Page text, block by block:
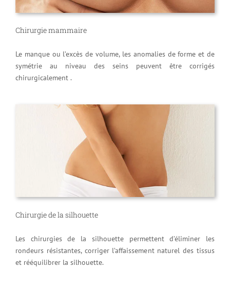
Chirurgie mammaire
Le manque ou l’excès de volume, les anomalies de forme et de
symétrie au niveau des seins peuvent être corrigés
chirurgicalement .
Chirurgie de la silhouette
Les chirurgies de la silhouette permettent d’éliminer les
rondeurs résistantes, corriger l’affaissement naturel des tissus
et rééquilibrer la silhouette.